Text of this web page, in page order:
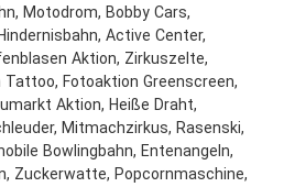
Motodrom, Bobby Cars,
Active Center,
Aktion, Zirkuszelte,
Fotoaktion Greenscreen,
Aktion, Heiße Draht,
Mitmachzirkus, Rasenski,
Bowlingbahn, Entenangeln,
Zuckerwatte, Popcornmaschine,